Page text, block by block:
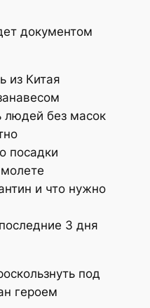
документом
из Китая
людей без масок
посадки
и что нужно
3 дня
под
героем